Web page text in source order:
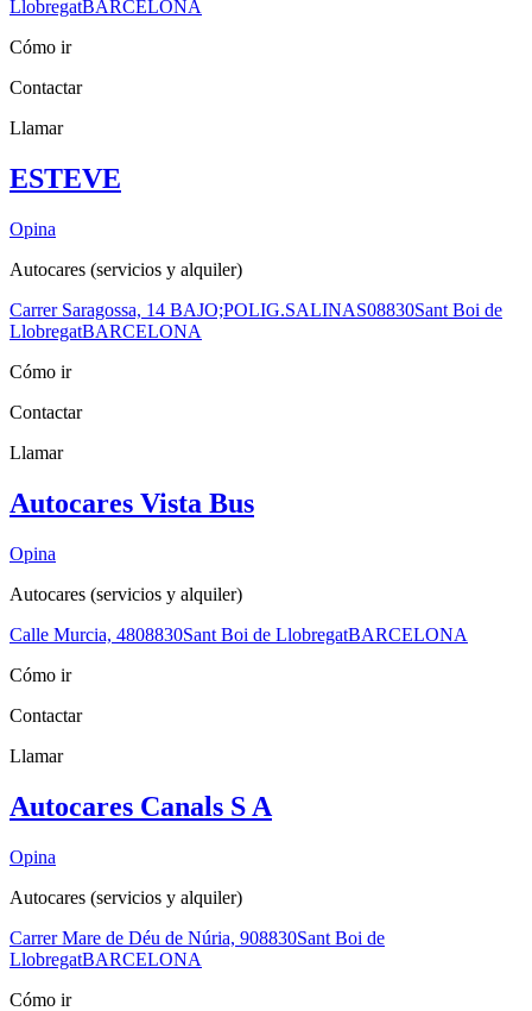
LlobregatBARCELONA
Cómo ir
Contactar
Llamar
ESTEVE
Opina
Autocares (servicios y alquiler)
Carrer Saragossa, 14 BAJO;POLIG.SALINAS08830Sant Boi de
LlobregatBARCELONA
Cómo ir
Contactar
Llamar
Autocares Vista Bus
Opina
Autocares (servicios y alquiler)
Calle Murcia, 4808830Sant Boi de LlobregatBARCELONA
Cómo ir
Contactar
Llamar
Autocares Canals S A
Opina
Autocares (servicios y alquiler)
Carrer Mare de Déu de Núria, 908830Sant Boi de
LlobregatBARCELONA
Cómo ir